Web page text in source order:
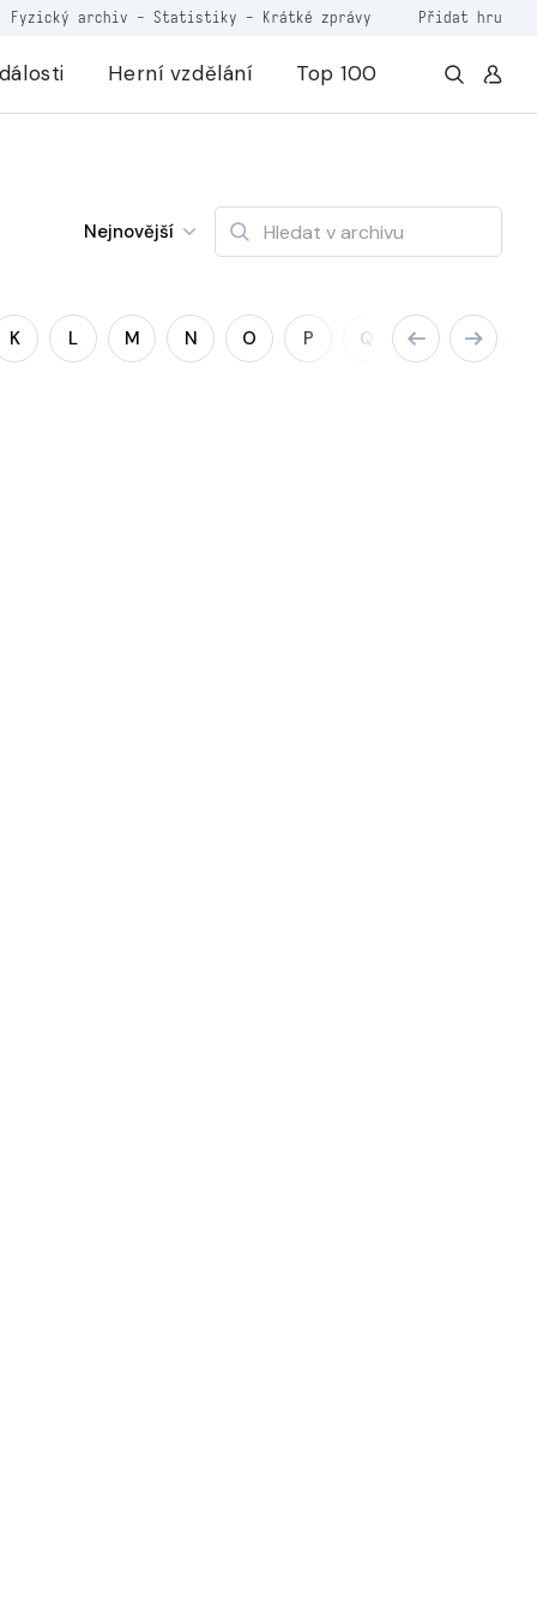
Fyzický archiv - Statistiky - Krátké zprávy Přidat hru
Herní vzdělání Top 100
Nejnovější
K L M N O P Q R S